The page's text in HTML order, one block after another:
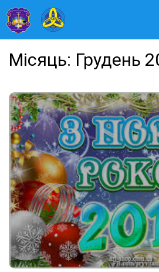
Місяць: Грудень